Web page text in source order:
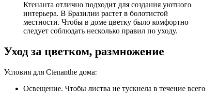
Ктенанта отлично подходит для создания уютного
интерьера. В Бразилии растет в болотистой
местности. Чтобы в доме цветку было комфортно
следует соблюдать несколько правил по уходу.
Уход за цветком, размножение
Условия для Ctenanthe дома:
Освещение. Чтобы листва не тускнела в течение всего